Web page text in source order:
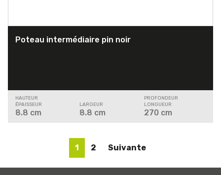
Poteau intermédiaire pin noir
HAUTEUR
ÉPAISSEUR
8.8 cm
LARGEUR
8.8 cm
PROFONDEUR
LONGUEUR
270 cm
1 2 Suivante